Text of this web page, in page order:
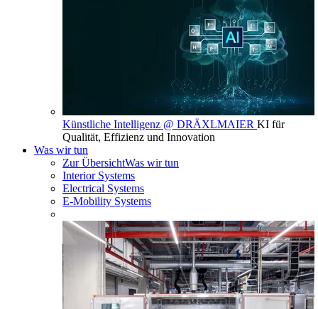
Künstliche Intelligenz @ DRÄXLMAIER KI für
Qualität, Effizienz und Innovation
Was wir tun
Zur ÜbersichtWas wir tun
Interior Systems
Electrical Systems
E-Mobility Systems